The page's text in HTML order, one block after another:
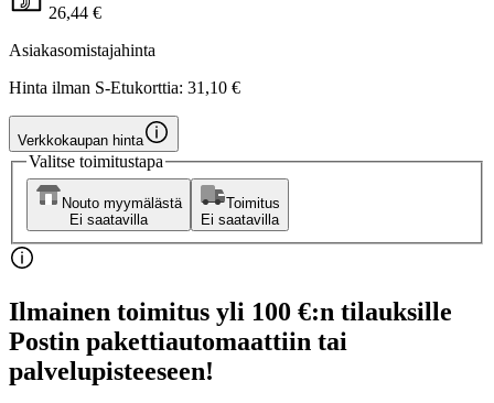
26,44 €
Asiakasomistajahinta
Hinta ilman S-Etukorttia: 31,10 €
Verkkokaupan hinta
Valitse toimitustapa
Nouto myymälästä
Ei saatavilla
Toimitus
Ei saatavilla
Ilmainen toimitus yli 100 €:n tilauksille
Postin pakettiautomaattiin tai
palvelupisteeseen!